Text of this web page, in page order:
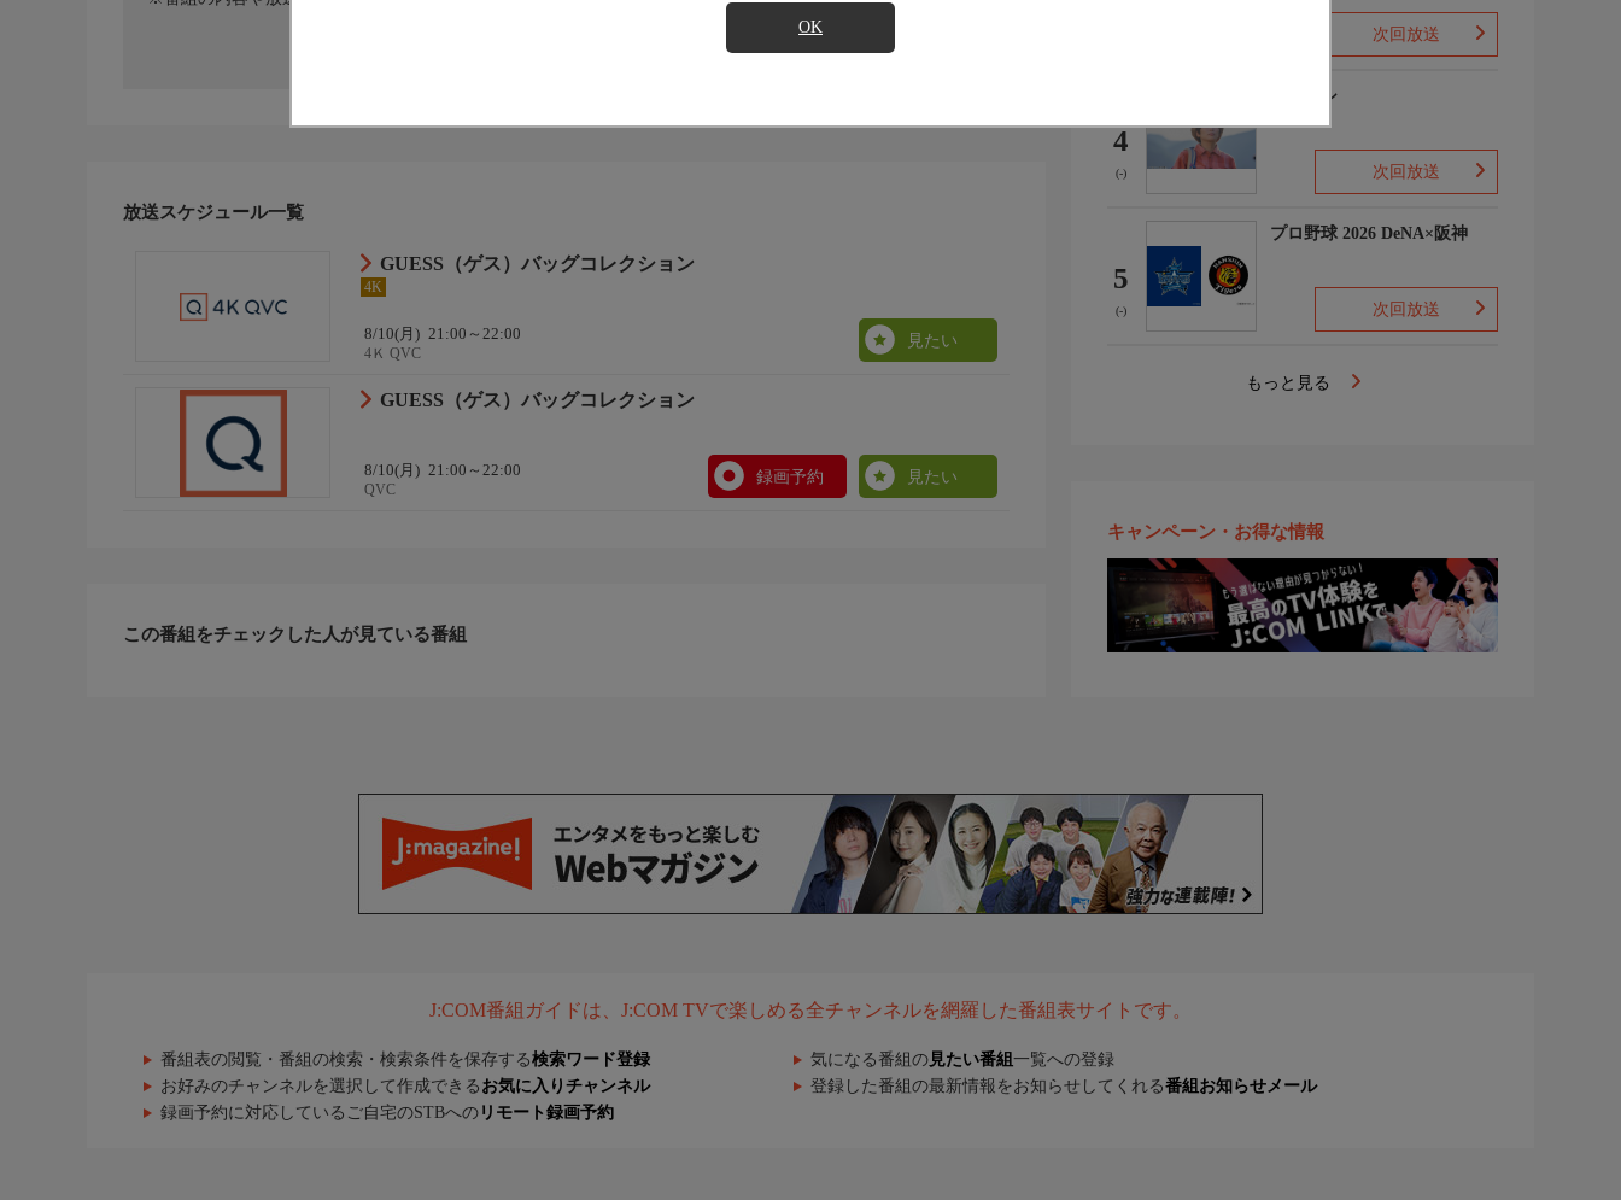
OK
放送スケジュール一覧
GUESS（ゲス）バッグコレクション
4K
8/10(月) 21:00～22:00
4Ｋ QVC
見たい
GUESS（ゲス）バッグコレクション
8/10(月) 21:00～22:00
QVC
録画予約 見たい
この番組をチェックした人が見ている番組
次回放送
4
(-)
下山メシ
次回放送
5
(-)
プロ野球 2026 DeNA×阪神
次回放送
もっと見る
キャンペーン・お得な情報
J:COM番組ガイドは、J:COM TVで楽しめる全チャンネルを網羅した番組表サイトです。
番組表の閲覧・番組の検索・検索条件を保存する検索ワード登録 気になる番組の 見たい番組 一覧への登録
お好みのチャンネルを選択して作成できる お気に入りチャンネル 登録した番組の最新情報をお知らせしてくれる番組お知らせメール
録画予約に対応しているご自宅のSTBへの リモート録画予約